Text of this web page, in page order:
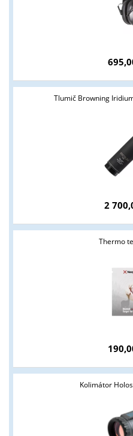
Tlumič Browning
2
Thermo
Kolimátor
Tyto stránky jsou určeny
ANO